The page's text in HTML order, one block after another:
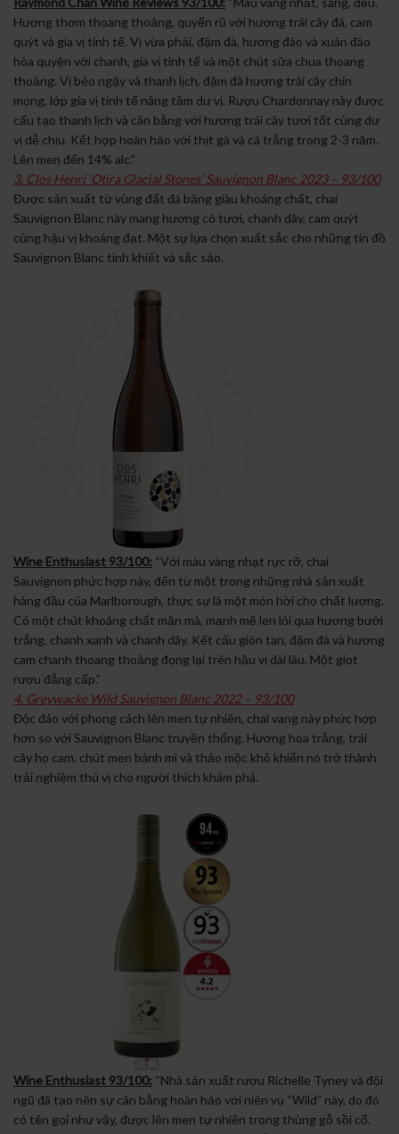
Hương thơm thoang thoảng, quyến rũ với hương trái cây đá, cam
quýt và gia vị tinh tế. Vị vừa phải, đậm đà, hương đào và xuân đào
hòa quyện với chanh, gia vị tinh tế và một chút sữa chua thoang
thoảng. Vị béo ngậy và thanh lịch, đậm đà hương trái cây chín
mọng, lớp gia vị tinh tế nâng tầm dư vị. Rượu Chardonnay này được
cấu tạo thanh lịch và cân bằng với hương trái cây tươi tốt cùng dư
vị dễ chịu. Kết hợp hoàn hảo với thịt gà và cá trắng trong 2-3 năm.
Lên men đến 14% alc.”
3. Clos Henri ‘Otira Glacial Stones’ Sauvignon Blanc 2023 – 93/100
Được sản xuất từ vùng đất đá băng giàu khoáng chất, chai
Sauvignon Blanc này mang hương cỏ tươi, chanh dây, cam quýt
cùng hậu vị khoáng đạt. Một sự lựa chọn xuất sắc cho những tín đồ
Sauvignon Blanc tinh khiết và sắc sảo.
Wine Enthusiast 93/100: “Với màu vàng nhạt rực rỡ, chai
Sauvignon phức hợp này, đến từ một trong những nhà sản xuất
hàng đầu của Marlborough, thực sự là một món hời cho chất lượng.
Có một chút khoáng chất mặn mà, mạnh mẽ len lỏi qua hương bưởi
trắng, chanh xanh và chanh dây. Kết cấu giòn tan, đậm đà và hương
cam chanh thoang thoảng đọng lại trên hậu vị dài lâu. Một giọt
rượu đẳng cấp.”
4. Greywacke Wild Sauvignon Blanc 2022 – 93/100
Độc đáo với phong cách lên men tự nhiên, chai vang này phức hợp
hơn so với Sauvignon Blanc truyền thống. Hương hoa trắng, trái
cây họ cam, chút men bánh mì và thảo mộc khô khiến nó trở thành
trải nghiệm thú vị cho người thích khám phá.
Wine Enthusiast 93/100: “Nhà sản xuất rượu Richelle Tyney và đội
ngũ đã tạo nên sự cân bằng hoàn hảo với niên vụ “Wild” này, do đó
có tên gọi như vậy, được lên men tự nhiên trong thùng gỗ sồi cổ.